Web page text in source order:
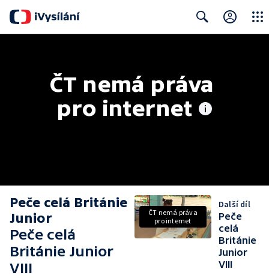
ČT nemá práva
pro internet
Peče celá Británie
Junior
Peče celá
Británie Junior
VIII
ČT nemá práva
pro internet
Další díl
Peče
celá
Británie
Junior
VIII